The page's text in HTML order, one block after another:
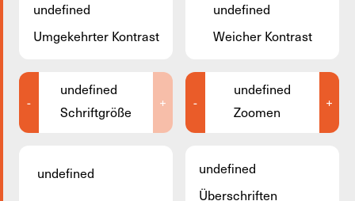
Kinepolis Belval -
Informationen Adresse
7 Av. du Rock'n'Roll
L-4361 Esch-sur-Alzette
Webseite besuchen
undefined
Umgekehrter Kontrast
undefined
Weicher Kontrast
-
undefined
Schriftgröße
+ -
undefined
Zoomen
+
undefined
undefined
Überschriften